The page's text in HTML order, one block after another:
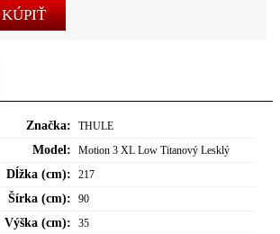
KÚPIŤ
Značka: THULE
Model: Motion 3 XL Low Titanový Lesklý
Dĺžka (cm): 217
Šírka (cm): 90
Výška (cm): 35